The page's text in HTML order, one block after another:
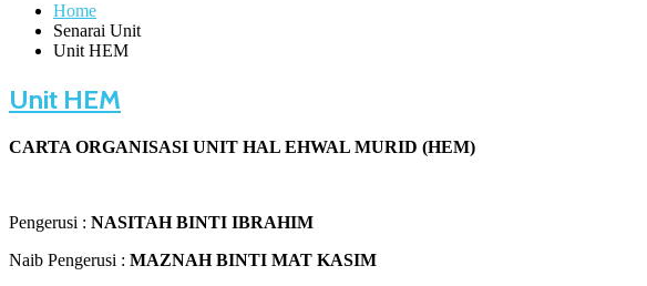
Home
Senarai Unit
Unit HEM
Unit HEM
CARTA ORGANISASI UNIT HAL EHWAL MURID (HEM)
Pengerusi : NASITAH BINTI IBRAHIM
Naib Pengerusi : MAZNAH BINTI MAT KASIM